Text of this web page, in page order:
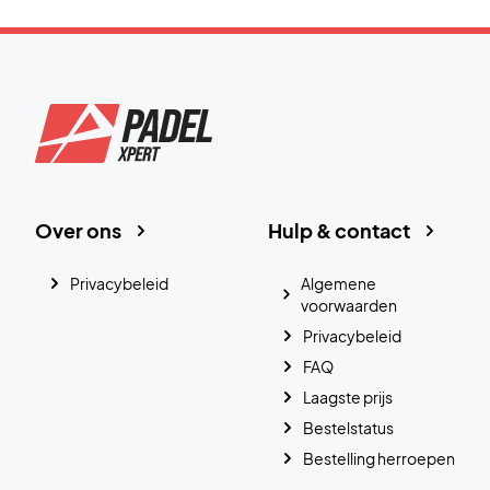
Hulp & contact
Algemene
voorwaarden
Privacybeleid
FAQ
Laagste prijs
Bestelstatus
Bestelling herroepen
Over ons
Privacybeleid